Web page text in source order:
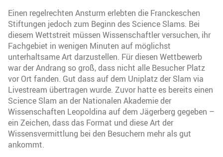
Einen regelrechten Ansturm erlebten die Franckeschen
Stiftungen jedoch zum Beginn des Science Slams. Bei
diesem Wettstreit müssen Wissenschaftler versuchen, ihr
Fachgebiet in wenigen Minuten auf möglichst
unterhaltsame Art darzustellen. Für diesen Wettbewerb
war der Andrang so groß, dass nicht alle Besucher Platz
vor Ort fanden. Gut dass auf dem Uniplatz der Slam via
Livestream übertragen wurde. Zuvor hatte es bereits einen
Science Slam an der Nationalen Akademie der
Wissenschaften Leopoldina auf dem Jägerberg gegeben –
ein Zeichen, dass das Format und diese Art der
Wissensvermittlung bei den Besuchern mehr als gut
ankommt.